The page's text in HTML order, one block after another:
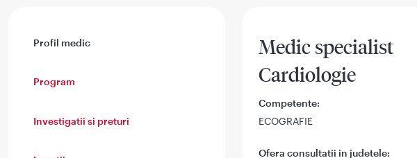
Profil medic
Program
Investigatii si preturi
Medic specialist
Cardiologie
Competente:
ECOGRAFIE
Ofera consultatii in judetele: